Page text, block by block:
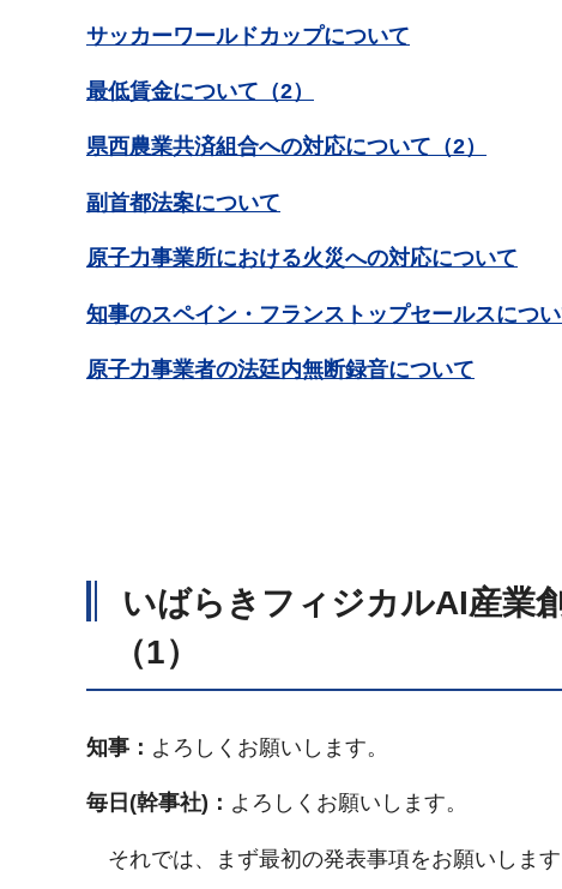
サッカーワールドカップについて
最低賃金について（2）
県西農業共済組合への対応について（2）
副首都法案について
原子力事業所における火災への対応について
知事のスペイン・フランストップセールスにつ
原子力事業者の法廷内無断録音について
いばらきフィジカルAI産業
（1）
知事： よろしくお願いします。
毎日(幹事社)： よろしくお願いします。
それでは、まず最初の発表事項をお願いします